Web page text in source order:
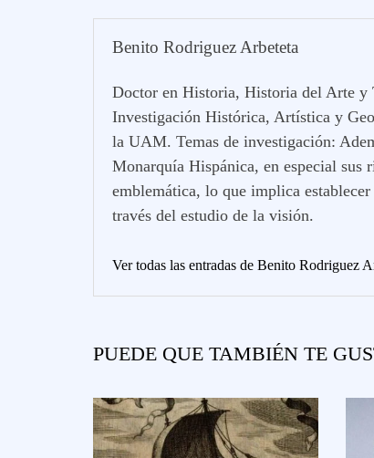
r
Benito Rodriguez Arbeteta
Doctor en Historia, Historia del Arte y
Investigación Histórica, Artística y
la UAM. Temas de investigación:
Monarquía Hispánica, en especial sus
emblemática, lo que implica
través del estudio de la visión.
Ver todas las entradas de Benito Rodriguez
PUEDE QUE TAMBIÉN TE